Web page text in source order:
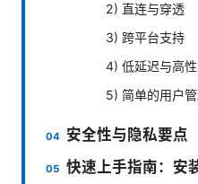
2) 直连与穿透
3) 跨平台支持
4) 低延迟与高
5) 简单的用户
安全性与隐私要点
快速上手指南：安